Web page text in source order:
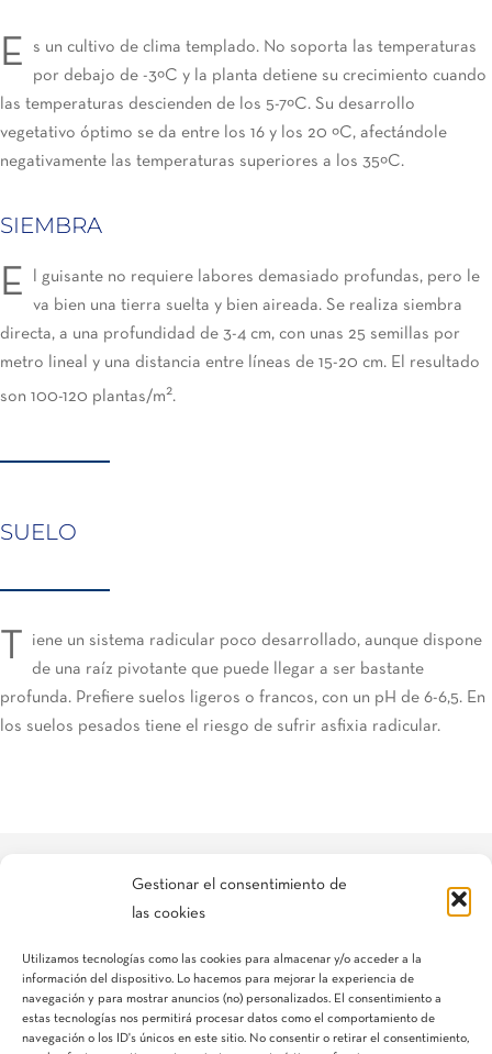
Gestionar el consentimiento de
las cookies
Utilizamos tecnologías como las cookies para almacenar y/o acceder a la
información del dispositivo. Lo hacemos para mejorar la experiencia de
navegación y para mostrar anuncios (no) personalizados. El consentimiento a
estas tecnologías nos permitirá procesar datos como el comportamiento de
navegación o los ID's únicos en este sitio. No consentir o retirar el consentimiento,
E
s un cultivo de clima templado. No soporta las temperaturas
por debajo de -3ºC y la planta detiene su crecimiento cuando
las temperaturas descienden de los 5-7ºC. Su desarrollo
vegetativo óptimo se da entre los 16 y los 20 ºC, afectándole
negativamente las temperaturas superiores a los 35ºC.
SIEMBRA
E
l guisante no requiere labores demasiado profundas, pero le
va bien una tierra suelta y bien aireada. Se realiza siembra
directa, a una profundidad de 3-4 cm, con unas 25 semillas por
metro lineal y una distancia entre líneas de 15-20 cm. El resultado
son 100-120 plantas/m2.
SUELO
T
iene un sistema radicular poco desarrollado, aunque dispone
de una raíz pivotante que puede llegar a ser bastante
profunda. Prefiere suelos ligeros o francos, con un pH de 6-6,5. En
los suelos pesados tiene el riesgo de sufrir asfixia radicular.
Si necesitas más información, puedes rellenar nuestro formulario y